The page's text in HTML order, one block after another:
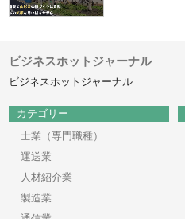
ビジネスホットジャーナル
ビジネスホットジャーナル
カテゴリー
士業（専門職種）
運送業
人材紹介業
製造業